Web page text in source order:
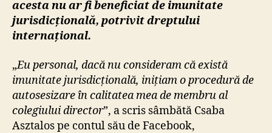
acesta nu ar fi beneficiat de imunitate
jurisdicțională, potrivit dreptului
internațional.
„Eu personal, dacă nu consideram că există
imunitate jurisdicțională, inițiam o procedură de
autosesizare în calitatea mea de membru al
colegiului director”, a scris sâmbătă Csaba
Asztalos pe contul său de Facebook,